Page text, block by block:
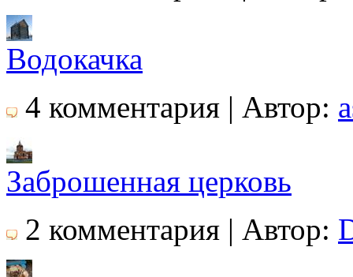
Водокачка
4 комментария | Автор:
Заброшенная церковь
2 комментария | Автор: